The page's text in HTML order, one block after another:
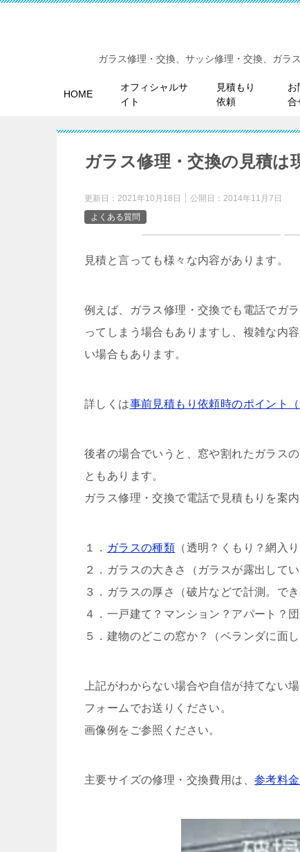
ガラス修理・交換、サッシ修理・交換、ガラ
HOME
オフィシャルサ
イト
見積もり
依頼
お
合
ガラス修理・交換の見積は
更新日： 2021年10月18日 公開日： 2014年11月7日
よくある質問
見積と言っても様々な内容があります。
例えば、ガラス修理・交換でも電話でガ
ってしまう場合もありますし、複雑な内
い場合もあります。
詳しくは事前見積もり依頼時のポイント
後者の場合でいうと、窓や割れたガラス
ともあります。
ガラス修理・交換で電話で見積もりを案
１． ガラスの種類 （透明？くもり？網入り
２．ガラスの大きさ（ガラスが露出して
３．ガラスの厚さ（破片などで計測。で
４．一戸建て？マンション？アパート？
５．建物のどこの窓か？（ベランダに面
上記がわからない場合や自信が持てない
フォームでお送りください。
画像例をご参照ください。
主要サイズの修理・交換費用は、 参考料